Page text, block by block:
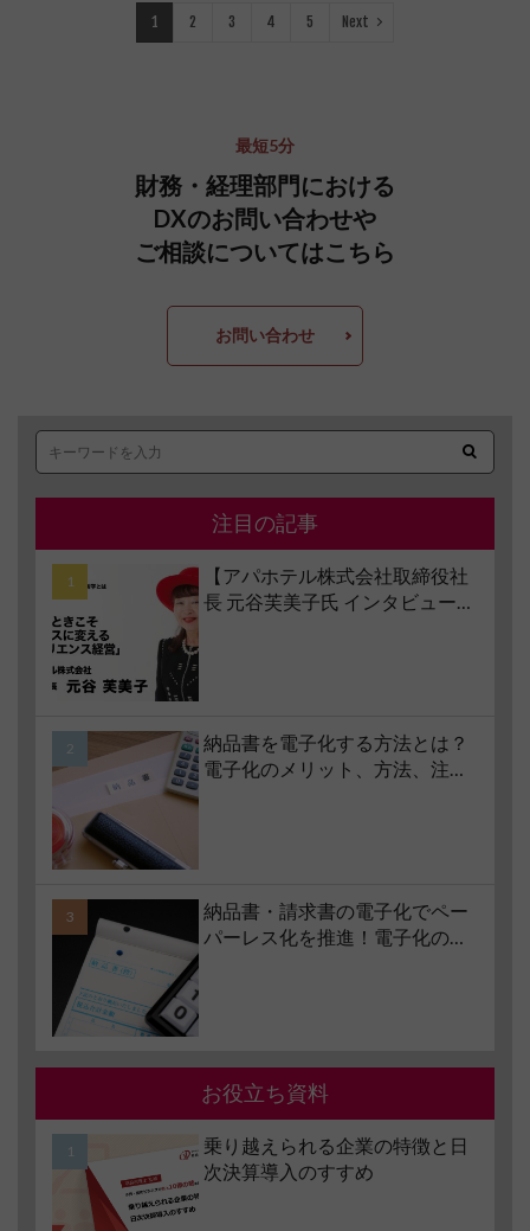
1 2 3 4 5 Next
最短5分
財務・経理部門における
DXのお問い合わせや
ご相談についてはこちら
お問い合わせ
注目の記事
【アパホテル株式会社取締役社
長 元谷芙美子氏 インタビュー】
納品書を電子化する方法とは？
電子化のメリット、方法、注意
納品書・請求書の電子化でペー
パーレス化を推進！電子化の要
お役立ち資料
乗り越えられる企業の特徴と日
次決算導入のすすめ